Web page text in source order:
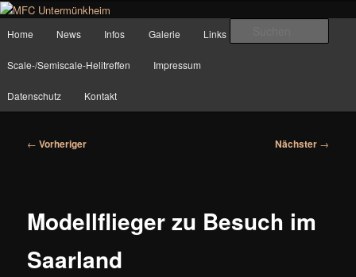
Zum
Inhalt
springenMFC Untermünkheim
Planes, Helis and more….
Home News Infos Galerie Links
Scale-/Semiscale-Helitreffen Impressum
Datenschutz Kontakt
Beitragsnavigation
← Vorheriger Nächster →
Modellflieger zu Besuch im
Saarland